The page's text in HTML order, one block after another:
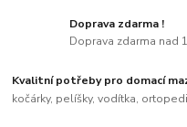
Doprava zdarma !
Doprava zdarma nad
Kvalitní potřeby pro domací
kočárky, pelíšky, vodítka,